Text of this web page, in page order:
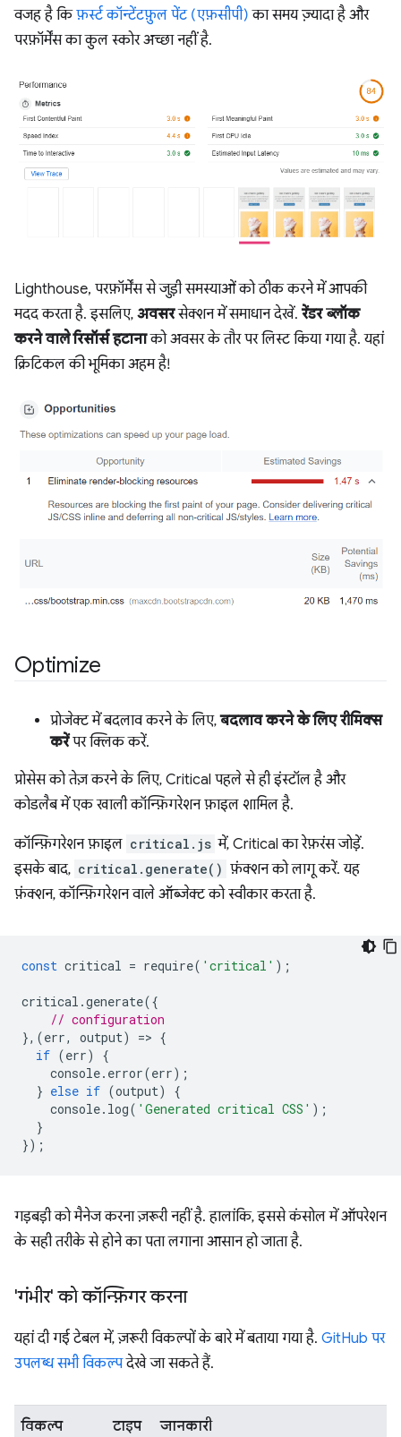
वजह है किफ़र्स्ट कॉन्टेंटफ़ुल पेंट (एफ़सीपी) का समय ज़्यादा है और
परफ़ॉर्मेंस का कुल स्कोर अच्छा नहीं है.
Lighthouse, परफ़ॉर्मेंस से जुड़ी समस्याओं को ठीक करने में आपकी
मदद करता है. इसलिए, अवसरसेक्शन में समाधान देखें. रेंडर ब्लॉक
करने वाले रिसॉर्स हटानाको अवसर के तौर पर लिस्ट किया गया है. यहां
क्रिटिकल की भूमिका अहम है!
Optimize
प्रोजेक्ट में बदलाव करने के लिए,बदलाव करने के लिए रीमिक्स
करेंपर क्लिक करें.
प्रोसेस को तेज़ करने के लिए, Critical पहले से ही इंस्टॉल है और
कोडलैब में एक खाली कॉन्फ़िगरेशन फ़ाइल शामिल है.
कॉन्फ़िगरेशन फ़ाइल critical.js में, Critical का रेफ़रंस जोड़ें.
इसके बाद, critical.generate() फ़ंक्शन को लागू करें. यह
फ़ंक्शन, कॉन्फ़िगरेशन वाले ऑब्जेक्ट को स्वीकार करता है.
const critical = require( 'critical' );
critical .generate({
// configuration
},(err, output) => {
if (err)
{
console. error(err);
} else if (output)
{
console. log( 'Generated critical CSS' );
}
});
गड़बड़ी को मैनेज करना ज़रूरी नहीं है. हालांकि, इससे कंसोल में ऑपरेशन
के सही तरीके से होने का पता लगाना आसान हो जाता है.
'गंभीर' को कॉन्फ़िगर करना
यहां दी गई टेबल में, ज़रूरी विकल्पों के बारे में बताया गया है. GitHub पर
उपलब्ध सभी विकल्पदेखे जा सकते हैं.
विकल्प टाइप जानकारी